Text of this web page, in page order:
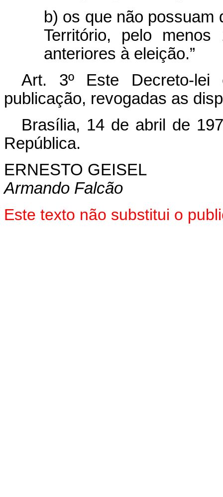
b) os que não possuam
Território, pelo
anteriores à eleição.”
Art. 3º Este Decreto-
publicação, revogadas as
Brasília, 14 de abril de
República.
ERNESTO GEISEL
Armando Falcão
Este texto não substitui o